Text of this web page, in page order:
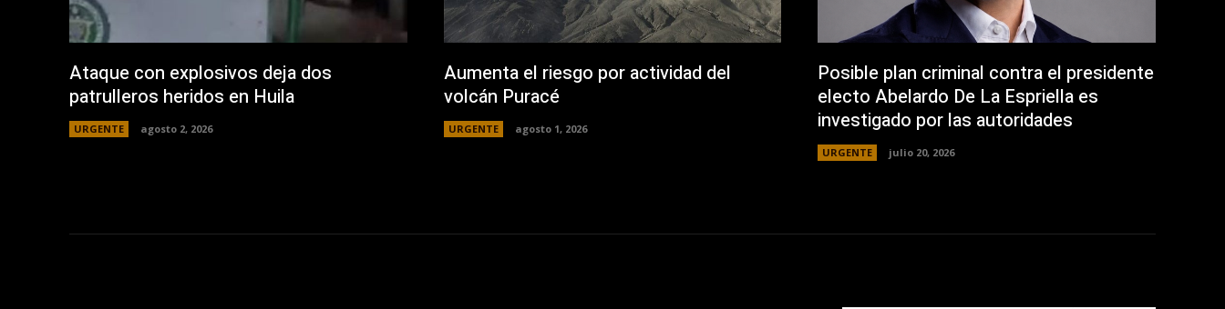
Ataque con explosivos deja dos
patrulleros heridos en Huila
URGENTE agosto 2, 2026
Aumenta el riesgo por actividad del
volcán Puracé
URGENTE agosto 1, 2026
Posible plan criminal contra el presidente
electo Abelardo De La Espriella es
investigado por las autoridades
URGENTE julio 20, 2026